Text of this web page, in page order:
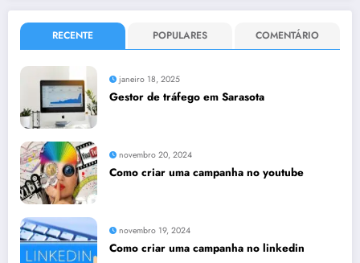
RECENTE POPULARES COMENTÁRIO
janeiro 18, 2025
Gestor de tráfego em Sarasota
novembro 20, 2024
Como criar uma campanha no youtube
novembro 19, 2024
Como criar uma campanha no linkedin